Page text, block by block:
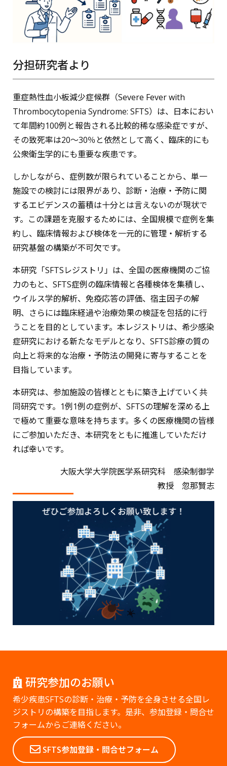
分担研究者より
重症熱性血小板減少症候群（Severe Fever with
Thrombocytopenia Syndrome: SFTS）は、日本におい
て年間約100例と報告される比較的稀な感染症ですが、
その致死率は20〜30％と依然として高く、臨床的にも
公衆衛生学的にも重要な疾患です。
しかしながら、症例数が限られていることから、単一
施設での検討には限界があり、診断・治療・予防に関
するエビデンスの蓄積は十分とは言えないのが現状で
す。この課題を克服するためには、全国規模で症例を集
約し、臨床情報および検体を一元的に管理・解析する
研究基盤の構築が不可欠です。
本研究「SFTSレジストリ」は、全国の医療機関のご協
力のもと、SFTS症例の臨床情報と各種検体を集積し、
ウイルス学的解析、免疫応答の評価、宿主因子の解
明、さらには臨床経過や治療効果の検証を包括的に行
うことを目的としています。本レジストリは、希少感染
症研究における新たなモデルとなり、SFTS診療の質の
向上と将来的な治療・予防法の開発に寄与することを
目指しています。
本研究は、参加施設の皆様とともに築き上げていく共
同研究です。1例1例の症例が、SFTSの理解を深める上
で極めて重要な意味を持ちます。多くの医療機関の皆様
にご参加いただき、本研究をともに推進していただけ
れば幸いです。
大阪大学大学院医学系研究科 感染制御学
教授 忽那賢志
研究参加のお願い
希少疾患SFTSの診断・治療・予防を全身させる全国レ
ジストリの構築を目指します。是非、参加登録・問合せ
フォームからご連絡ください。
SFTS参加登録・問合せフォーム